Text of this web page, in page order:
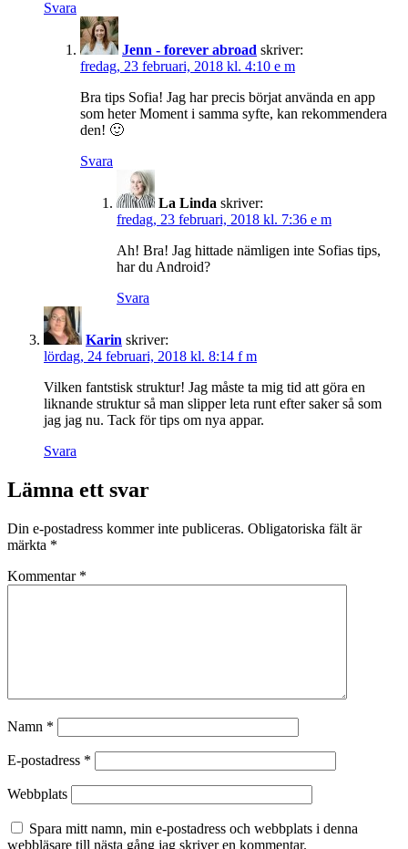
Svara
Jenn - forever abroad skriver:
fredag, 23 februari, 2018 kl. 4:10 e m
Bra tips Sofia! Jag har precis börjat använda en app
som heter Moment i samma syfte, kan rekommendera
den! 🙂
Svara
La Linda skriver:
fredag, 23 februari, 2018 kl. 7:36 e m
Ah! Bra! Jag hittade nämligen inte Sofias tips,
har du Android?
Svara
Karin skriver:
lördag, 24 februari, 2018 kl. 8:14 f m
Vilken fantstisk struktur! Jag måste ta mig tid att göra en
liknande struktur så man slipper leta runt efter saker så som
jag jag nu. Tack för tips om nya appar.
Svara
Lämna ett svar
Din e-postadress kommer inte publiceras. Obligatoriska fält är
märkta *
Kommentar *
Namn *
E-postadress *
Webbplats
Spara mitt namn, min e-postadress och webbplats i denna
webbläsare till nästa gång jag skriver en kommentar.